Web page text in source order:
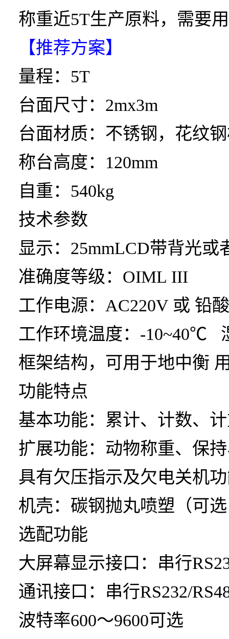
称重近5T生产原料，需要
【推荐方案】
量程：5T
台面尺寸：2mx3m
台面材质：不锈钢，花纹
称台高度：120mm
自重：540kg
技术参数
显示：25mmLCD带背光或
准确度等级：OIML III
工作电源：AC220V 或 铅
工作环境温度：-10~40℃
框架结构，可用于地中衡
功能特点
基本功能：累计、计数、
扩展功能：动物称重、保
具有欠压指示及欠电关机
机壳：碳钢抛丸喷塑（可
选配功能
大屏幕显示接口：串行
通讯接口：串行RS232/
波特率600～9600可选